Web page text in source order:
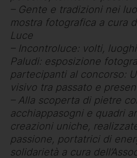
– Gente e tradizioni nei
mostra fotografica a cura
Luce
– Incontroluce: volti,
Paludi: esposizione
partecipanti al concorso:
visivo tra passato e
– Alla scoperta di pietre
acchiappasogni e quadri
creazioni uniche,
passione, portatrici di
solidarietà a cura